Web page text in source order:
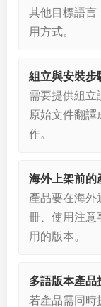
其他目標語言
用方式。
組立與安裝步
需要提供組立
原始文件翻譯
作。
海外上架前的
產品要在海外
冊、使用注意
用的版本。
多語版本產品
若產品需同時